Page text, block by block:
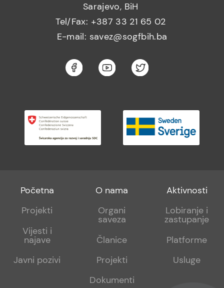
Sarajevo, BiH
Tel/Fax: +387 33 21 65 02
E-mail: savez@sogfbih.ba
Footer
menu
Početna
Projekti
Vijesti i
najave
Javni pozivi
Footer
sub
O nama
Organi
saveza
Članice
Projekti
Dokumenti
Footer
sub
Aktivnosti
Lobiranje i
zastupanje
Platforme
Usluge